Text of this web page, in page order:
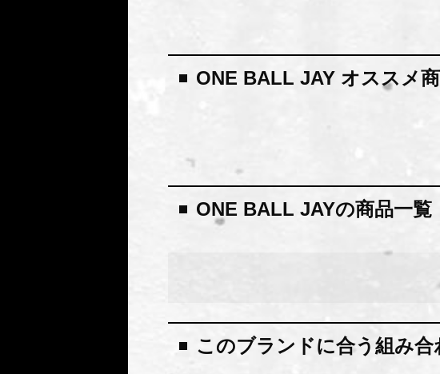
ONE BALL JAY オススメ
ONE BALL JAYの商品一覧
このブランドに合う組み合